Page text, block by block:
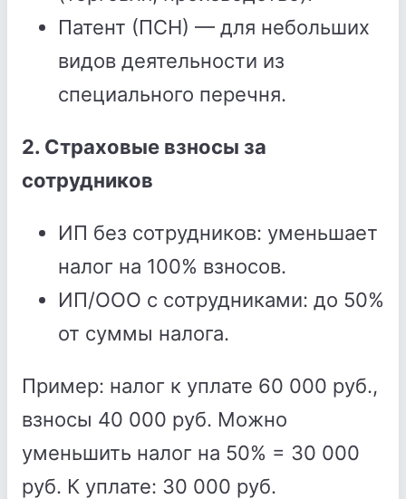
Патент (ПСН) — для небольших
видов деятельности из
специального перечня.
2. Страховые взносы за
сотрудников
ИП без сотрудников: уменьшает
налог на 100% взносов.
ИП/ООО с сотрудниками: до 50%
от суммы налога.
Пример: налог к уплате 60 000 руб.,
взносы 40 000 руб. Можно
уменьшить налог на 50% = 30 000
руб. К уплате: 30 000 руб.